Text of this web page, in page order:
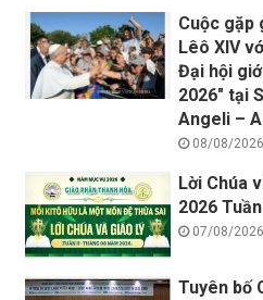
Cuộc gặp
Lêô XIV
Đại hội
2026" tại
Angeli –
08/08/2026
Lời Chúa
2026
07/08/2026
Tuyên bố